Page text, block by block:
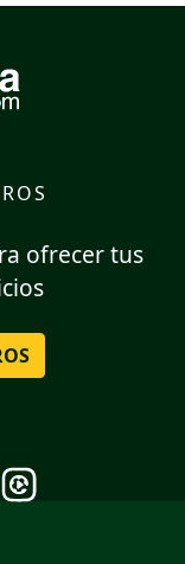
ofrecer tus